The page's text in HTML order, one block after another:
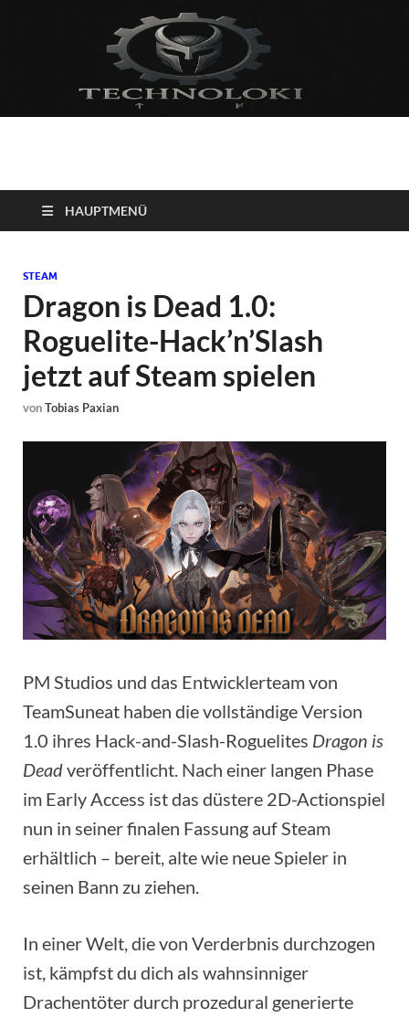
Technoloki: Gaming
und Entertainment
News
Blockbuster, Indie-Perlen und Retro-Klassiker.
HAUPTMENÜ
STEAM
Dragon is Dead 1.0:
Roguelite-Hack’n’Slash
jetzt auf Steam spielen
vonTobias Paxian
PM Studios und das Entwicklerteam von
TeamSuneat haben die vollständige Version
1.0 ihres Hack-and-Slash-Roguelites Dragon is
Deadveröffentlicht. Nach einer langen Phase
im Early Access ist das düstere 2D-Actionspiel
nun in seiner finalen Fassung auf Steam
erhältlich – bereit, alte wie neue Spieler in
seinen Bann zu ziehen.
In einer Welt, die von Verderbnis durchzogen
ist, kämpfst du dich als wahnsinniger
Drachentöter durch prozedural generierte